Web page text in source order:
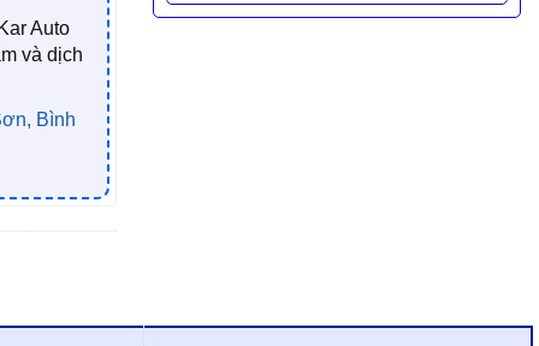
Auto
và dịch
Bình